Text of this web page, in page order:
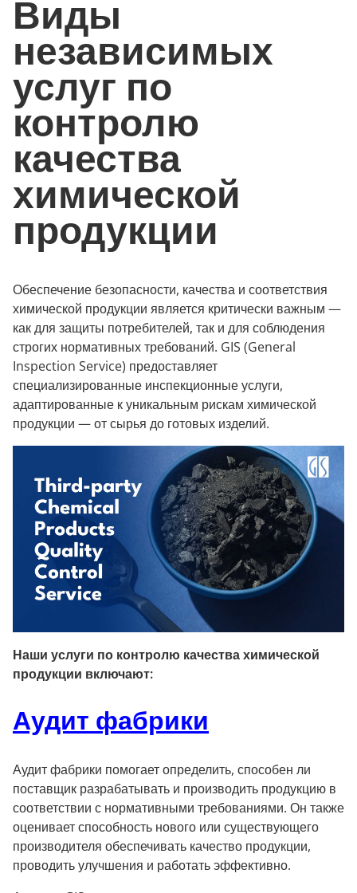
Виды
независимых
услуг по
контролю
качества
химической
продукции
Обеспечение безопасности, качества и соответствия
химической продукции является критически важным —
как для защиты потребителей, так и для соблюдения
строгих нормативных требований. GIS (General
Inspection Service) предоставляет
специализированные инспекционные услуги,
адаптированные к уникальным рискам химической
продукции — от сырья до готовых изделий.
Наши услуги по контролю качества химической
продукции включают:
Аудит фабрики
Аудит фабрики помогает определить, способен ли
поставщик разрабатывать и производить продукцию в
соответствии с нормативными требованиями. Он также
оценивает способность нового или существующего
производителя обеспечивать качество продукции,
проводить улучшения и работать эффективно.